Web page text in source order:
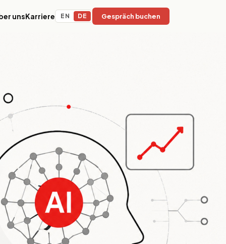
unsKarriere EN DE Gespräch buchen
Bildungseinrichtungen.
und
Nachhaltigkeit & ESG
Erfassung von Umweltauswirkungen,
ESG-Reporting-Infrastruktur und
Compliance-Plattformen für
verantwortungsvolle
Organisationen.